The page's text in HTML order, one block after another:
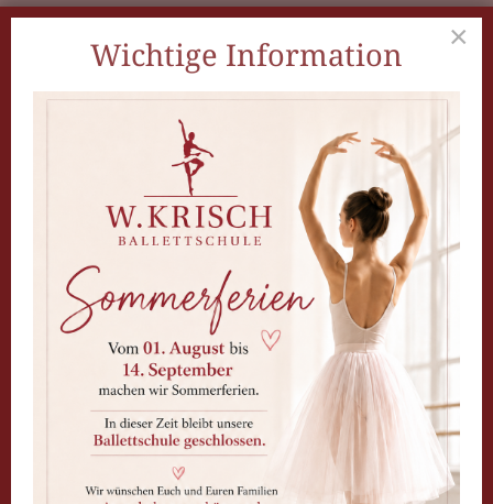
Unser Unterricht bietet interessierten Schüler mit
entsprechender körperlicher Eignung auch die
Möglichkeit, sich auf eine Aufnahmeprüfung für
einen tänzerischen oder künstlerischen Beruf
vorzubereiten. Ob Hobby oder Profession – Ballett-
und Tanzunterricht hinterlässt immer positive
Spuren im Leben!
Sichern Sie sich jetzt eine
Gratis Probestunde
Wir werden uns direkt mit Ihnen
×
Wichtige Information